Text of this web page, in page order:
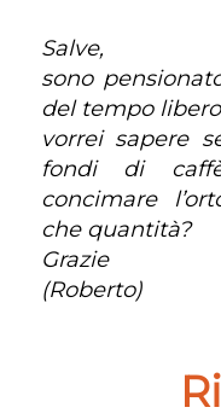
Salve,
sono
del tempo
vorrei sapere
fondi di
concimare
che quantità?
Grazie
(Roberto)